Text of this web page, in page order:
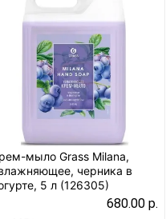
мыло Grass Milana,
черника в
5 л (126305)
680.00 р.